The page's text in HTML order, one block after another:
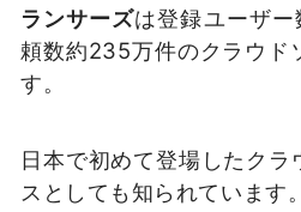
ランサーズは登録ユーザ
頼数約235万件のクラウド
す。
日本で初めて登場したク
スとしても知られています。